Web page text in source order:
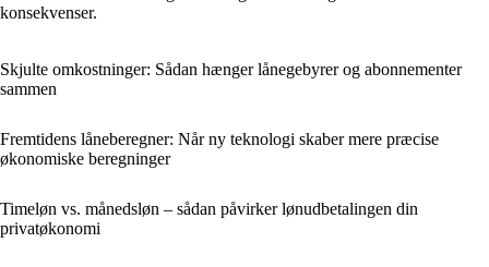
konsekvenser.
Skjulte omkostninger: Sådan hænger lånegebyrer og abonnementer
sammen
Fremtidens låneberegner: Når ny teknologi skaber mere præcise
økonomiske beregninger
Timeløn vs. månedsløn – sådan påvirker lønudbetalingen din
privatøkonomi